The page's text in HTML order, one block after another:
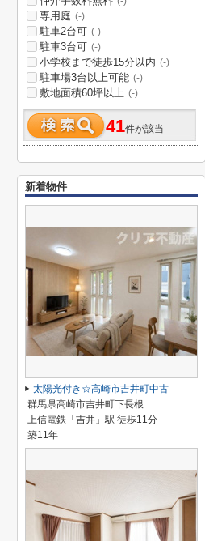
専用庭 (-)
駐車2台可 (-)
駐車3台可 (-)
小学校まで徒歩15分以内 (-)
駐車場3台以上可能 (-)
敷地面積60坪以上 (-)
41件が該当
新着物件
太陽光付き☆高崎市吉井町中古
群馬県高崎市吉井町下長根
上信電鉄「吉井」駅 徒歩11分
築11年